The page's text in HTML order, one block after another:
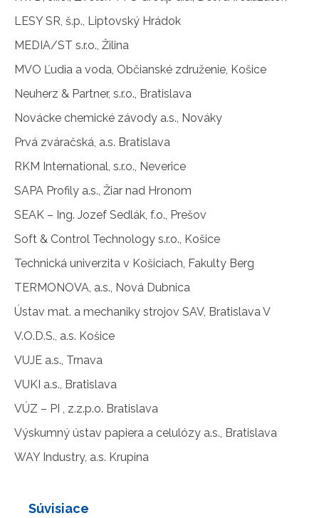
LESY SR, š.p., Liptovský Hrádok
MEDIA/ST s.r.o., Žilina
MVO Ľudia a voda, Občianské združenie, Košice
Neuherz & Partner, s.r.o., Bratislava
Novácke chemické závody a.s., Nováky
Prvá zváračská, a.s. Bratislava
RKM International, s.r.o., Neverice
SAPA Profily a.s., Žiar nad Hronom
SEAK – Ing. Jozef Sedlák, f.o., Prešov
Soft & Control Technology s.r.o., Košice
Technická univerzita v Košiciach, Fakulty Berg
TERMONOVA, a.s., Nová Dubnica
Ústav mat. a mechaniky strojov SAV, Bratislava V
V.O.D.S., a.s. Košice
VUJE a.s., Trnava
VUKI a.s., Bratislava
VÚZ – PI , z.z.p.o. Bratislava
Výskumný ústav papiera a celulózy a.s., Bratislava
WAY Industry, a.s. Krupina
Súvisiace